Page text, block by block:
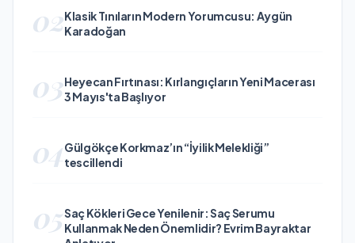
02Klasik Tınıların Modern Yorumcusu: Aygün
Karadoğan
03Heyecan Fırtınası: Kırlangıçların Yeni Macerası
3 Mayıs'ta Başlıyor
04Gülgökçe Korkmaz’ın “İyilik Melekliği”
tescillendi
05Saç Kökleri Gece Yenilenir: Saç Serumu
Kullanmak Neden Önemlidir? Evrim Bayraktar